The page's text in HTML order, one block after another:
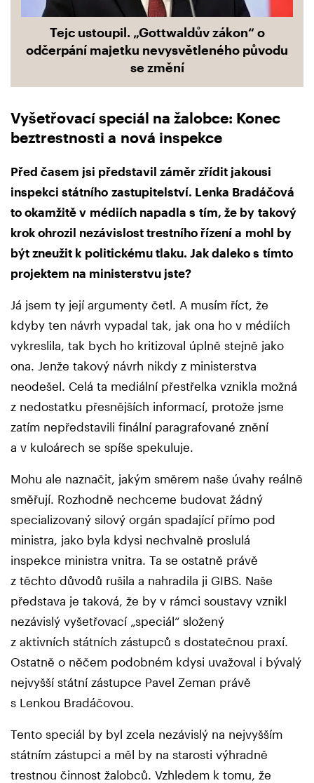
Tejc ustoupil. „Gottwaldův zákon“ o
odčerpání majetku nevysvětleného původu
se změní
Vyšetřovací speciál na žalobce: Konec
beztrestnosti a nová inspekce
Před časem jsi představil záměr zřídit jakousi
inspekci státního zastupitelství. Lenka Bradáčová
to okamžitě v médiích napadla s tím, že by takový
krok ohrozil nezávislost trestního řízení a mohl by
být zneužit k politickému tlaku. Jak daleko s tímto
projektem na ministerstvu jste?
Já jsem ty její argumenty četl. A musím říct, že
kdyby ten návrh vypadal tak, jak ona ho v médiích
vykreslila, tak bych ho kritizoval úplně stejně jako
ona. Jenže takový návrh nikdy z ministerstva
neodešel. Celá ta mediální přestřelka vznikla možná
z nedostatku přesnějších informací, protože jsme
zatím nepředstavili finální paragrafované znění
a v kuloárech se spíše spekuluje.
Mohu ale naznačit, jakým směrem naše úvahy reálně
směřují. Rozhodně nechceme budovat žádný
specializovaný silový orgán spadající přímo pod
ministra, jako byla kdysi nechvalně proslulá
inspekce ministra vnitra. Ta se ostatně právě
z těchto důvodů rušila a nahradila ji GIBS. Naše
představa je taková, že by v rámci soustavy vznikl
nezávislý vyšetřovací „speciál“ složený
z aktivních státních zástupců s dostatečnou praxí.
Ostatně o něčem podobném kdysi uvažoval i bývalý
nejvyšší státní zástupce Pavel Zeman právě
s Lenkou Bradáčovou.
Tento speciál by byl zcela nezávislý na nejvyšším
státním zástupci a měl by na starosti výhradně
trestnou činnost žalobců. Vzhledem k tomu, že